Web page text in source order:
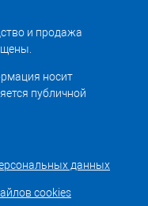
и продажа
носит
публичной
данных
cookies